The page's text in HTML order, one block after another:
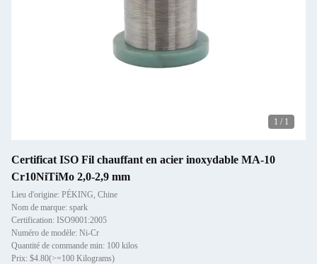
1 / 1
Certificat ISO Fil chauffant en acier inoxydable MA-10
Cr10NiTiMo 2,0-2,9 mm
Lieu d'origine: PÉKING, Chine
Nom de marque: spark
Certification: ISO9001:2005
Numéro de modèle: Ni-Cr
Quantité de commande min: 100 kilos
Prix: $4.80(>=100 Kilograms)